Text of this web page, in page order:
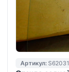
Артикул: